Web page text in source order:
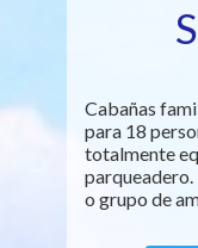
Cabañas
para 18
totalmente
parqueadero.
o grupo de